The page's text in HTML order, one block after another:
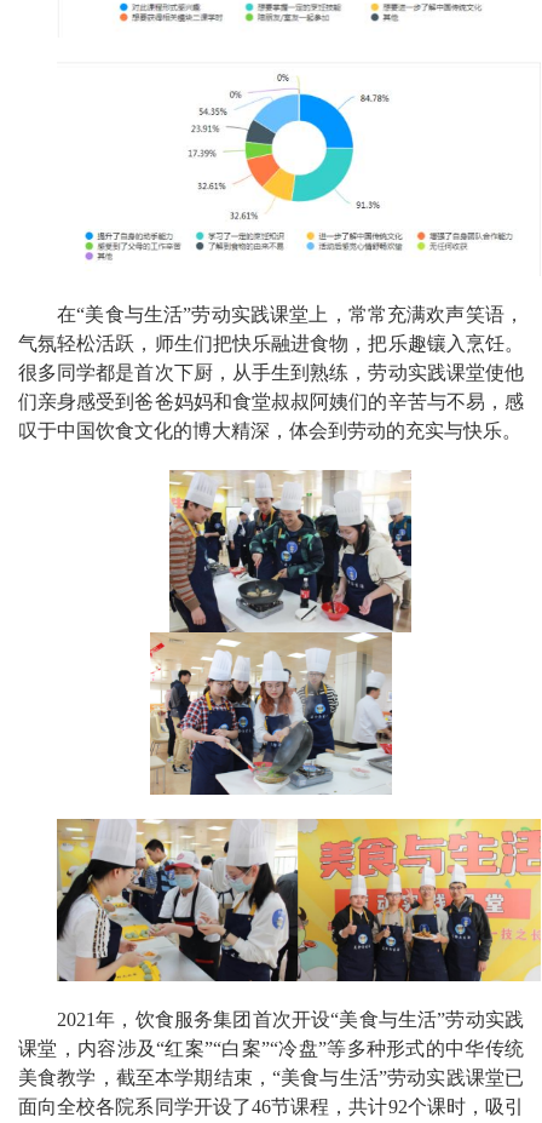
在“美食与生活”劳动实践课堂上，常常充满欢声笑语，
气氛轻松活跃，师生们把快乐融进食物，把乐趣镶入烹饪。
很多同学都是首次下厨，从手生到熟练，劳动实践课堂使他
们亲身感受到爸爸妈妈和食堂叔叔阿姨们的辛苦与不易，感
叹于中国饮食文化的博大精深，体会到劳动的充实与快乐。
2021年，饮食服务集团首次开设“美食与生活”劳动实践
课堂，内容涉及“红案”“白案”“冷盘”等多种形式的中华传统
美食教学，截至本学期结束，“美食与生活”劳动实践课堂已
面向全校各院系同学开设了46节课程，共计92个课时，吸引